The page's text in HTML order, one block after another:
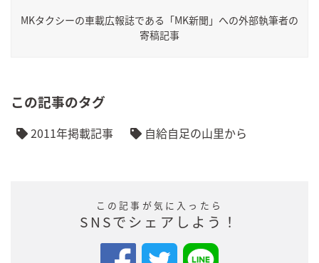
MKタクシーの車載広報誌である「MK新聞」への外部執筆者の
寄稿記事
この記事のタグ
2011年掲載記事 自給自足の山里から
この記事が気に入ったら
SNSでシェアしよう！